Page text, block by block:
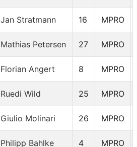
Jan Stratmann 16 MPRO
Mathias Petersen 27 MPRO
Florian Angert 8 MPRO
Ruedi Wild 25 MPRO
Giulio Molinari 26 MPRO
Philipp Bahlke 4 MPRO